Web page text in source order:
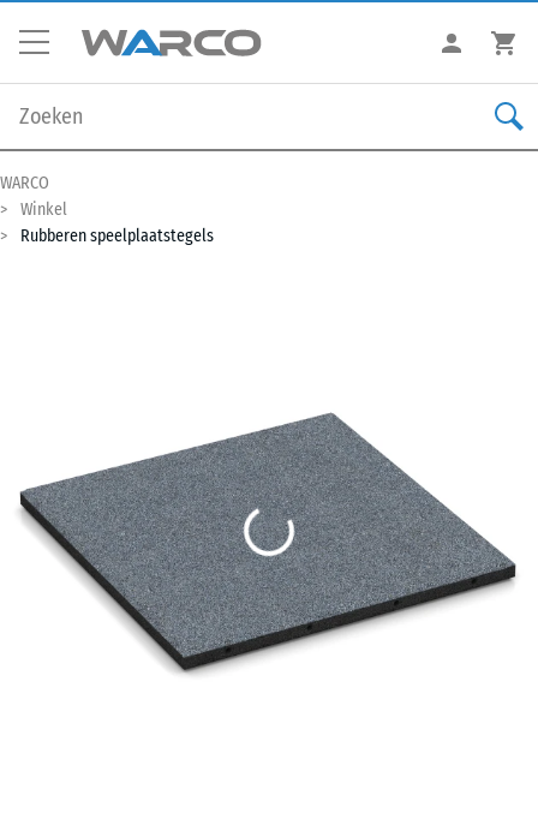
WARCO
Winkel
Rubberen speelplaatstegels